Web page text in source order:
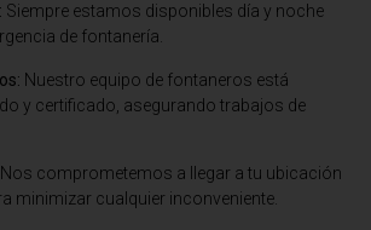
Siempre estamos disponibles día y noche
de fontanería.
Nuestro equipo de fontaneros está
y certificado, asegurando trabajos de
Nos comprometemos a llegar a tu ubicación
minimizar cualquier inconveniente.